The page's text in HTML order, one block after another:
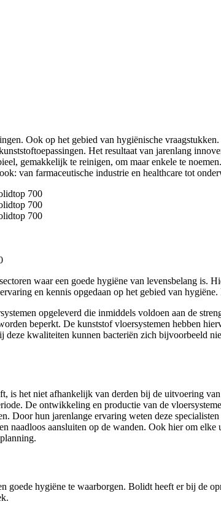
Ook op het gebied van hygiënische
Het resultaat van jarenlang
gemakkelijk te reinigen, om maar enkele te
van farmaceutische industrie en healthcare tot
waar een goede hygiëne van levensbelang is.
en kennis opgedaan op het gebied van
opgeleverd die inmiddels voldoen aan de
beperkt. De kunststof vloersystemen hebben
kwaliteiten kunnen bacteriën zich bijvoorbeeld
is het niet afhankelijk van derden bij de uitvoering
De ontwikkeling en productie van de
Door hun jarenlange ervaring weten deze
naadloos aansluiten op de wanden. Ook hier om
goede hygiëne te waarborgen. Bolidt heeft er bij de